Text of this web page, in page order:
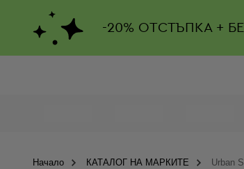
-20% ОТСТЪПКА +
Начало КАТАЛОГ НА МАРКИТЕ Urban